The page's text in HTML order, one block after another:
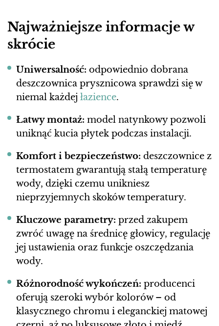
Najważniejsze informacje w
skrócie
Uniwersalność: odpowiednio dobrana
deszczownica prysznicowa sprawdzi się w
niemal każdej łazience.
Łatwy montaż: model natynkowy pozwoli
uniknąć kucia płytek podczas instalacji.
Komfort i bezpieczeństwo: deszczownice z
termostatem gwarantują stałą temperaturę
wody, dzięki czemu unikniesz
nieprzyjemnych skoków temperatury.
Kluczowe parametry: przed zakupem
zwróć uwagę na średnicę głowicy, regulację
jej ustawienia oraz funkcje oszczędzania
wody.
Różnorodność wykończeń: producenci
oferują szeroki wybór kolorów – od
klasycznego chromu i eleganckiej matowej